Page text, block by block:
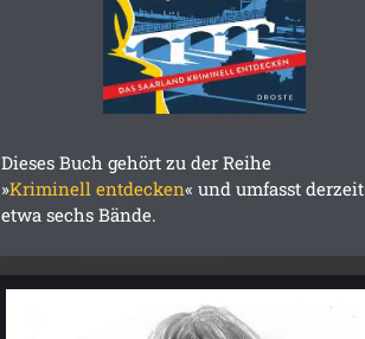
Dieses Buch gehört zu der Reihe
»Kriminell entdecken« und umfasst derzeit
etwa sechs Bände.